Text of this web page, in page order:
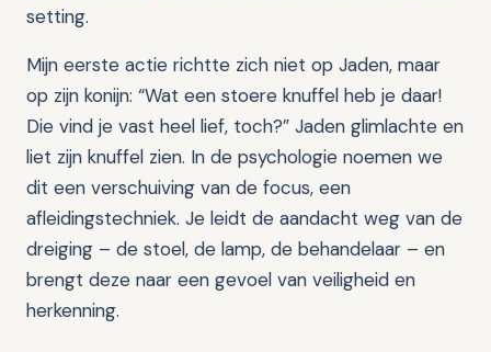
setting.
Mijn eerste actie richtte zich niet op Jaden, maar
op zijn konijn: “Wat een stoere knuffel heb je daar!
Die vind je vast heel lief, toch?” Jaden glimlachte en
liet zijn knuffel zien. In de psychologie noemen we
dit een verschuiving van de focus, een
afleidingstechniek. Je leidt de aandacht weg van de
dreiging – de stoel, de lamp, de behandelaar – en
brengt deze naar een gevoel van veiligheid en
herkenning.